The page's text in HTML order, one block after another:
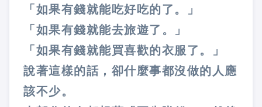
「如果有錢就能吃好吃的了。」
「如果有錢就能去旅遊了。」
「如果有錢就能買喜歡的衣服了。」
說著這樣的話，卻什麼事都沒做的人應
該不少。